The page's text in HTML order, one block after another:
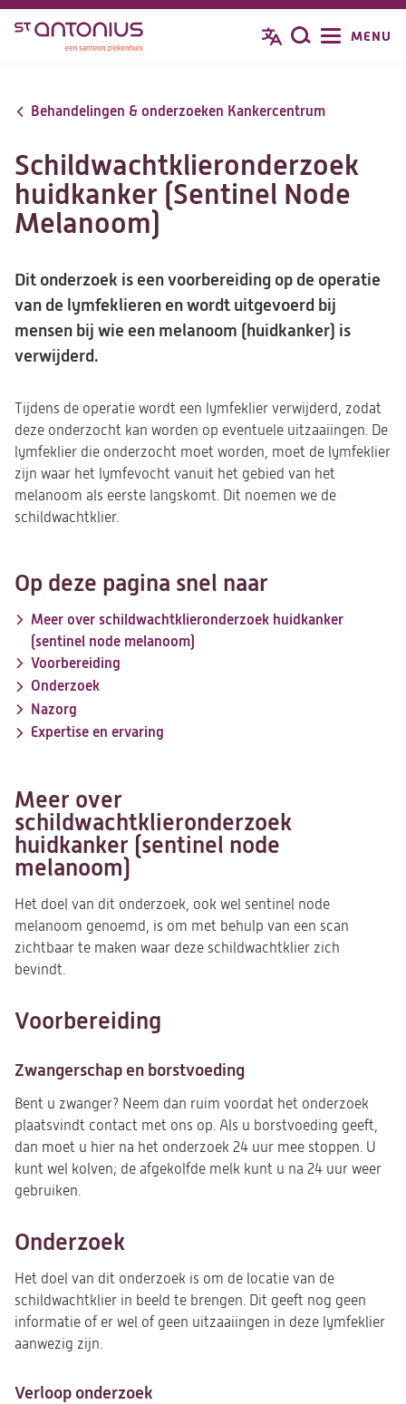
Overslaan
inhoud
Zoeken
MENU
Behandelingen & onderzoeken Kankercentrum
Schildwachtklieronderzoek
huidkanker (Sentinel Node
Melanoom)
Dit onderzoek is een voorbereiding op de operatie
van de lymfeklieren en wordt uitgevoerd bij
mensen bij wie een melanoom (huidkanker) is
verwijderd.
Tijdens de operatie wordt een lymfeklier verwijderd, zodat
deze onderzocht kan worden op eventuele uitzaaiingen. De
lymfeklier die onderzocht moet worden, moet de lymfeklier
zijn waar het lymfevocht vanuit het gebied van het
melanoom als eerste langskomt. Dit noemen we de
schildwachtklier.
Op deze pagina snel naar
Meer over schildwachtklieronderzoek huidkanker
(sentinel node melanoom)
Voorbereiding
Onderzoek
Nazorg
Expertise en ervaring
Meer over
schildwachtklieronderzoek
huidkanker (sentinel node
melanoom)
Het doel van dit onderzoek, ook wel sentinel node
melanoom genoemd, is om met behulp van een scan
zichtbaar te maken waar deze schildwachtklier zich
bevindt.
Voorbereiding
Zwangerschap en borstvoeding
Bent u zwanger? Neem dan ruim voordat het onderzoek
plaatsvindt contact met ons op. Als u borstvoeding geeft,
dan moet u hier na het onderzoek 24 uur mee stoppen. U
kunt wel kolven; de afgekolfde melk kunt u na 24 uur weer
gebruiken.
Onderzoek
Het doel van dit onderzoek is om de locatie van de
schildwachtklier in beeld te brengen. Dit geeft nog geen
informatie of er wel of geen uitzaaiingen in deze lymfeklier
aanwezig zijn.
Verloop onderzoek